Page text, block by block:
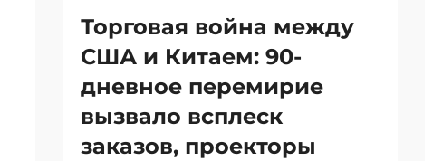
Торговая война между
США и Китаем: 90-
дневное перемирие
вызвало всплеск
заказов, проекторы